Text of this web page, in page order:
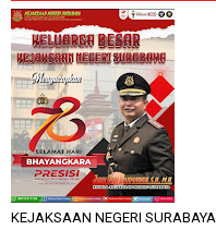
KEJAKSAAN NEGERI SURABAYA